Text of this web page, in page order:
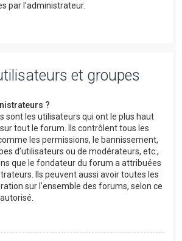
par l’administrateur.
et groupes
?
sont les utilisateurs qui ont le plus haut
tout le forum. Ils contrôlent tous les
les permissions, le bannissement,
d’utilisateurs ou de modérateurs, etc.,
que le fondateur du forum a attribuées
Ils peuvent aussi avoir toutes les
sur l’ensemble des forums, selon ce